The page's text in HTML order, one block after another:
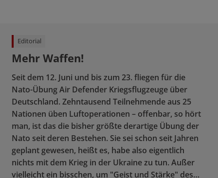
Editorial
Mehr Waffen!
Seit dem 12. Juni und bis zum 23. fliegen für die
Nato-Übung Air Defender Kriegsflugzeuge über
Deutschland. Zehntausend Teilnehmende aus 25
Nationen üben Luftoperationen – offenbar, so hört
man, ist das die bisher größte derartige Übung der
Nato seit deren Bestehen. Sie sei schon seit Jahren
geplant gewesen, heißt es, habe also eigentlich
nichts mit dem Krieg in der Ukraine zu tun. Außer
vielleicht ein bisschen, um "Geist und Stärke" des…